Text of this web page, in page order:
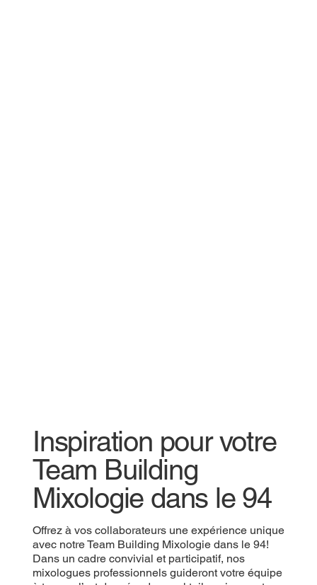
Inspiration pour votre
Team Building
Mixologie dans le 94
Offrez à vos collaborateurs une expérience unique
avec notre Team Building Mixologie dans le 94!
Dans un cadre convivial et participatif, nos
mixologues professionnels guideront votre équipe